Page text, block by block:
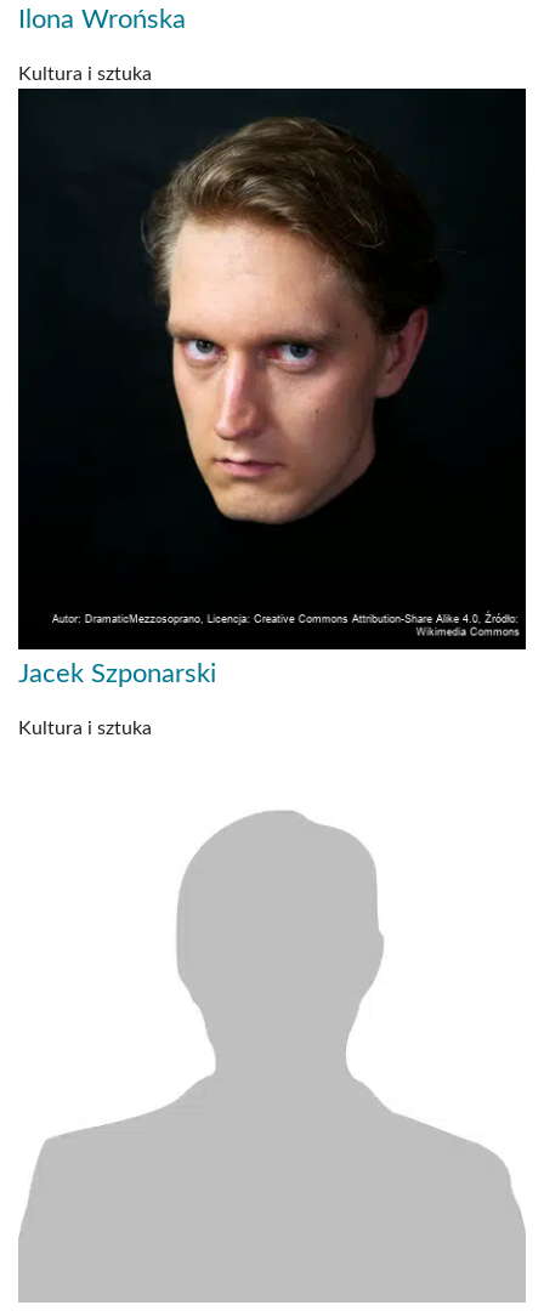
Ilona Wrońska
Kultura i sztuka
Jacek Szponarski
Kultura i sztuka